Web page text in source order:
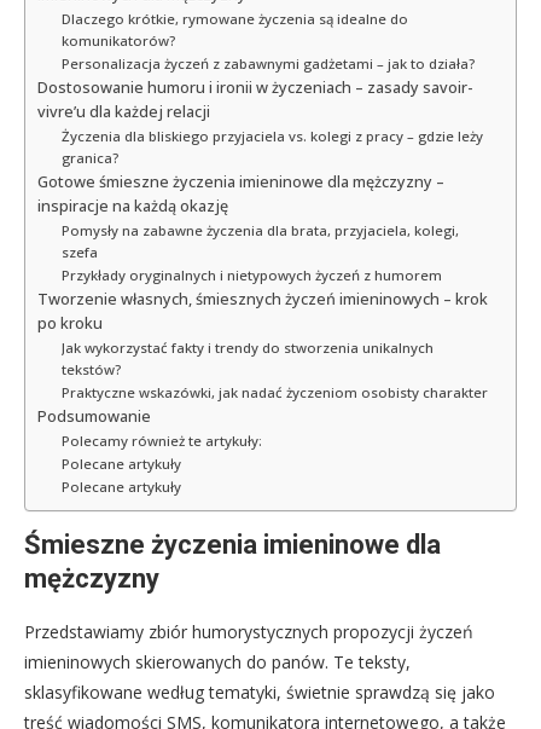
Dlaczego krótkie, rymowane życzenia są idealne do
komunikatorów?
Personalizacja życzeń z zabawnymi gadżetami – jak to działa?
Dostosowanie humoru i ironii w życzeniach – zasady savoir-
vivre’u dla każdej relacji
Życzenia dla bliskiego przyjaciela vs. kolegi z pracy – gdzie leży
granica?
Gotowe śmieszne życzenia imieninowe dla mężczyzny –
inspiracje na każdą okazję
Pomysły na zabawne życzenia dla brata, przyjaciela, kolegi,
szefa
Przykłady oryginalnych i nietypowych życzeń z humorem
Tworzenie własnych, śmiesznych życzeń imieninowych – krok
po kroku
Jak wykorzystać fakty i trendy do stworzenia unikalnych
tekstów?
Praktyczne wskazówki, jak nadać życzeniom osobisty charakter
Podsumowanie
Polecamy również te artykuły:
Polecane artykuły
Polecane artykuły
Śmieszne życzenia imieninowe dla
mężczyzny
Przedstawiamy zbiór humorystycznych propozycji życzeń
imieninowych skierowanych do panów. Te teksty,
sklasyfikowane według tematyki, świetnie sprawdzą się jako
treść wiadomości SMS, komunikatora internetowego, a także